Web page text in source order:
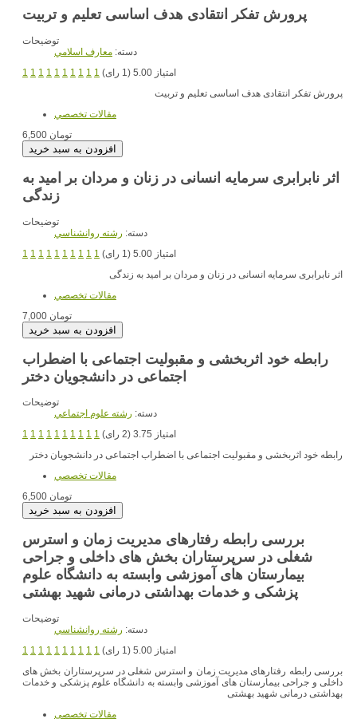
پرورش تفکر انتقادی هدف اساسی تعلیم و تربیت
توضیحات
دسته: معارف اسلامي
1 1 1 1 1 1 1 1 1 1
امتیاز 5.00 (1 رای)
پرورش تفکر انتقادی هدف اساسی تعلیم و تربیت
مقالات تخصصي
6,500 تومان
اثر نابرابری سرمایه انسانی در زنان و مردان بر امید به
زندگی
توضیحات
دسته: رشته روانشناسي
1 1 1 1 1 1 1 1 1 1
امتیاز 5.00 (1 رای)
اثر نابرابری سرمایه انسانی در زنان و مردان بر امید به زندگی
مقالات تخصصي
7,000 تومان
رابطه خود اثربخشی و مقبولیت اجتماعی با اضطراب
اجتماعی در دانشجویان دختر
توضیحات
دسته: رشته علوم اجتماعي
1 1 1 1 1 1 1 1 1 1
امتیاز 3.75 (2 رای)
رابطه خود اثربخشی و مقبولیت اجتماعی با اضطراب اجتماعی در دانشجویان دختر
مقالات تخصصي
6,500 تومان
بررسی رابطه رفتارهای مدیریت زمان و استرس
شغلی در سرپرستاران بخش های داخلی و جراحی
بیمارستان های آموزشی وابسته به دانشگاه علوم
پزشکی و خدمات بهداشتی درمانی شهید بهشتی
توضیحات
دسته: رشته روانشناسي
1 1 1 1 1 1 1 1 1 1
امتیاز 5.00 (1 رای)
بررسی رابطه رفتارهای مدیریت زمان و استرس شغلی در سرپرستاران بخش های
داخلی و جراحی بیمارستان های آموزشی وابسته به دانشگاه علوم پزشکی و خدمات
بهداشتی درمانی شهید بهشتی
مقالات تخصصي